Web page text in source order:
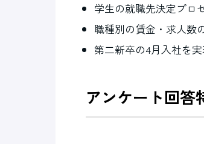
学生の就職先決定プロ
職種別の賃金・求人数
第二新卒の4月入社を
アンケート回答